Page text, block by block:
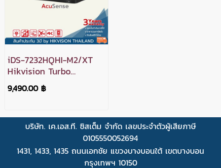
iDS-7232HQHI-M2/XT
Hikvision Turbo
Acusense DVR 32ช่อง
2SATA
9,490.00 ฿
บริษัท. เค.เอส.ที. ซิสเต็ม จำกัด เลขประจำตัวผู้เสียภาษี
0105550052694
1431, 1433, 1435 ถนนเอกชัย แขวงบางบอนใต้ เขตบางบอน
กรุงเทพฯ 10150